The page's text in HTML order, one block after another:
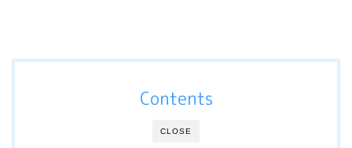
CLOSE
Contents